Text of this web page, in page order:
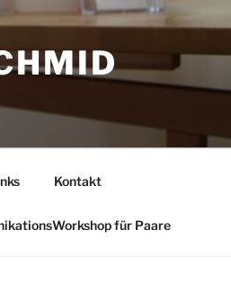
Kontakt
für Paare